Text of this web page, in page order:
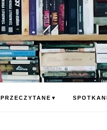
PRZECZYTANE ▼